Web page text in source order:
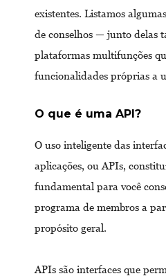
existentes. Listamos
de conselhos — junto delas
plataformas multifunções
funcionalidades próprias a
O que é uma API?
O uso inteligente das
aplicações, ou APIs,
fundamental para você
programa de membros a
propósito geral.
APIs são interfaces que